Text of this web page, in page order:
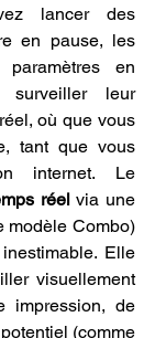
lancer des
en pause, les
en
leur
où que vous
tant que vous
réel via une
modèle Combo)
Elle
visuellement
impression, de
(comme